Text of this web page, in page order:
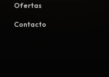
Ofertas
Contacto